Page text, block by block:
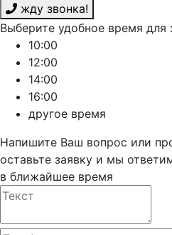
жду звонка!
Выберите удобное время для
10:00
12:00
14:00
16:00
другое время
Напишите Ваш вопрос или
оставьте заявку и мы
в ближайшее время